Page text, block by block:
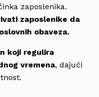
zaposlenika.
zaposlenike da
obaveza.
koji regulira
vremena, dajući